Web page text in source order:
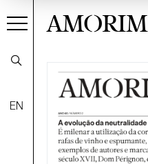
EN
AMORIM